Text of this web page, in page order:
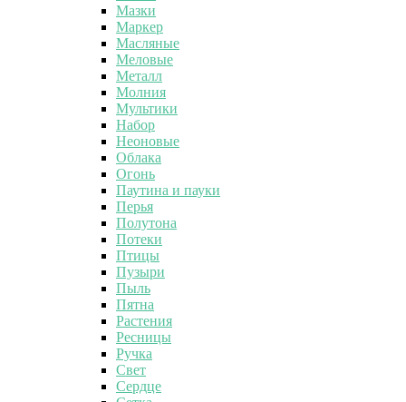
Мазки
Маркер
Масляные
Меловые
Металл
Молния
Мультики
Набор
Неоновые
Облака
Огонь
Паутина и пауки
Перья
Полутона
Потеки
Птицы
Пузыри
Пыль
Пятна
Растения
Ресницы
Ручка
Свет
Сердце